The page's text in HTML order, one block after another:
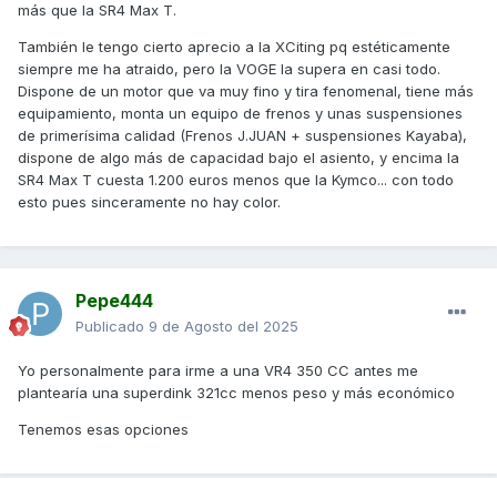
más que la SR4 Max T.
También le tengo cierto aprecio a la XCiting pq estéticamente
siempre me ha atraido, pero la VOGE la supera en casi todo.
Dispone de un motor que va muy fino y tira fenomenal, tiene más
equipamiento, monta un equipo de frenos y unas suspensiones
de primerísima calidad (Frenos J.JUAN + suspensiones Kayaba),
dispone de algo más de capacidad bajo el asiento, y encima la
SR4 Max T cuesta 1.200 euros menos que la Kymco... con todo
esto pues sinceramente no hay color.
Pepe444
Publicado 9 de Agosto del 2025
Yo personalmente para irme a una VR4 350 CC antes me
plantearía una superdink 321cc menos peso y más económico
Tenemos esas opciones